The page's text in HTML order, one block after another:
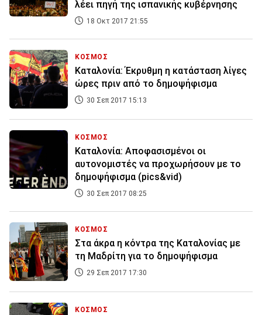
λέει πηγή της ισπανικής κυβέρνησης
18 Οκτ 2017 21:55
ΚΟΣΜΟΣ
Καταλονία: Έκρυθμη η κατάσταση λίγες
ώρες πριν από το δημοψήφισμα
30 Σεπ 2017 15:13
ΚΟΣΜΟΣ
Καταλονία: Αποφασισμένοι οι
αυτονομιστές να προχωρήσουν με το
δημοψήφισμα (pics&vid)
30 Σεπ 2017 08:25
ΚΟΣΜΟΣ
Στα άκρα η κόντρα της Καταλονίας με
τη Μαδρίτη για το δημοψήφισμα
29 Σεπ 2017 17:30
ΚΟΣΜΟΣ